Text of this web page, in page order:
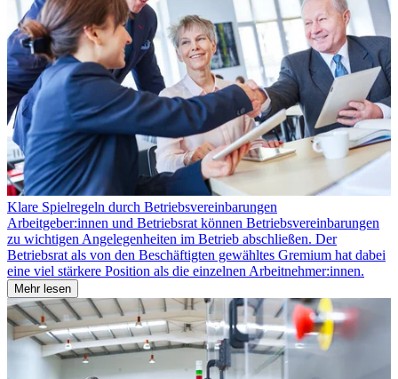
Klare Spielregeln durch Betriebsvereinbarungen
Arbeitgeber:innen und Betriebsrat können Betriebsvereinbarungen
zu wichtigen Angelegenheiten im Betrieb abschließen. Der
Betriebsrat als von den Beschäftigten gewähltes Gremium hat dabei
eine viel stärkere Position als die einzelnen Arbeitnehmer:innen.
Mehr lesen